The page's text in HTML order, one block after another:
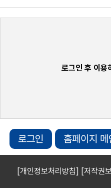
로그인 후 이용
로그인 홈페이지
[개인정보처리방침] [저작권